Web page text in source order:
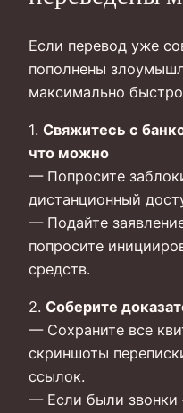
Если перевод уже
пополнены
максимально
1. Свяжитесь с
что можно
— Попросите
дистанционный
— Подайте
попросите
средств.
2. Соберите
— Сохраните все
скриншоты
ссылок.
— Если были звонки